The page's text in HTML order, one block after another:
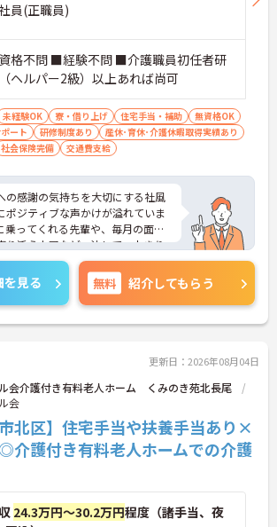
員(正職員)
格不問 ■経験不問 ■介護職員初任者研
ヘルパー2級）以上あれば尚可
未経験OK 寮・借り上げ 住宅手当・補助
無資格OK
ート 研修制度あり
産休･育休･介護休暇取得実績あり
社会保険完備 交通費支給
感謝の気持ちを大切にする社風
ポジティブな声かけが溢れていま
乗ってくれる先輩や、毎月の面談
り添う上司など、決して一人きり
ー体制が万全。心理的安全性が高
自然と馴染める職場です。
ロフェッショナルを目指せる
度」を完備しています。初任者研
ある介護福祉士まで、現場での実
できます。
術認定制度「ケアマイスター」
たスキルを5段階でしっかり評価
に「目標管理シート」を用いた
談があり、一人ひとりの不安や
厚いフォロー体制が整っていま
を見る 無料 紹介してもらう
更新日：2026年08月04日
会介護付き有料老人ホーム くみのき苑北長尾
会
市北区】住宅手当や扶養手当あり×
介護付き有料老人ホームでの介護
24.3万円～30.2万円程度（諸手当、夜